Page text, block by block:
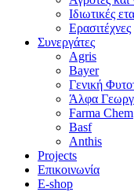
Ιδιωτικές
Ερασιτέχνες
Συνεργάτες
Agris
Bayer
Γενική
Άλφα
Farma Chem
Basf
Anthis
Projects
Επικοινωνία
E-shop